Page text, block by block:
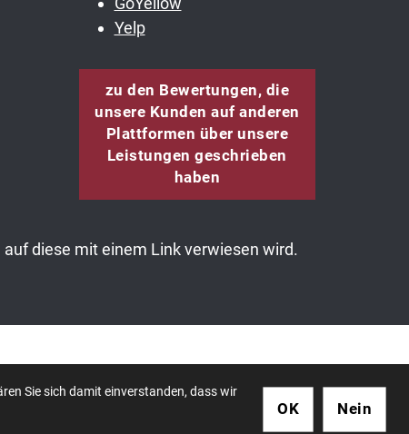
Yelp
zu den Bewertungen, die
unsere Kunden auf anderen
Plattformen über unsere
Leistungen geschrieben
haben
diese mit einem Link verwiesen wird.
Nein
OK
Sie sich damit einverstanden, dass wir